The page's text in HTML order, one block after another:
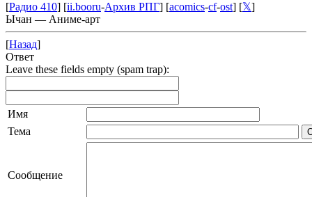
[Радио 410] [ii.booru-Архив РПГ] [acomics-cf-ost] [𝕏]
Ычан — Аниме-арт
[Назад]
Ответ
Leave these fields empty (spam trap):
Имя
Тема
Сообщение